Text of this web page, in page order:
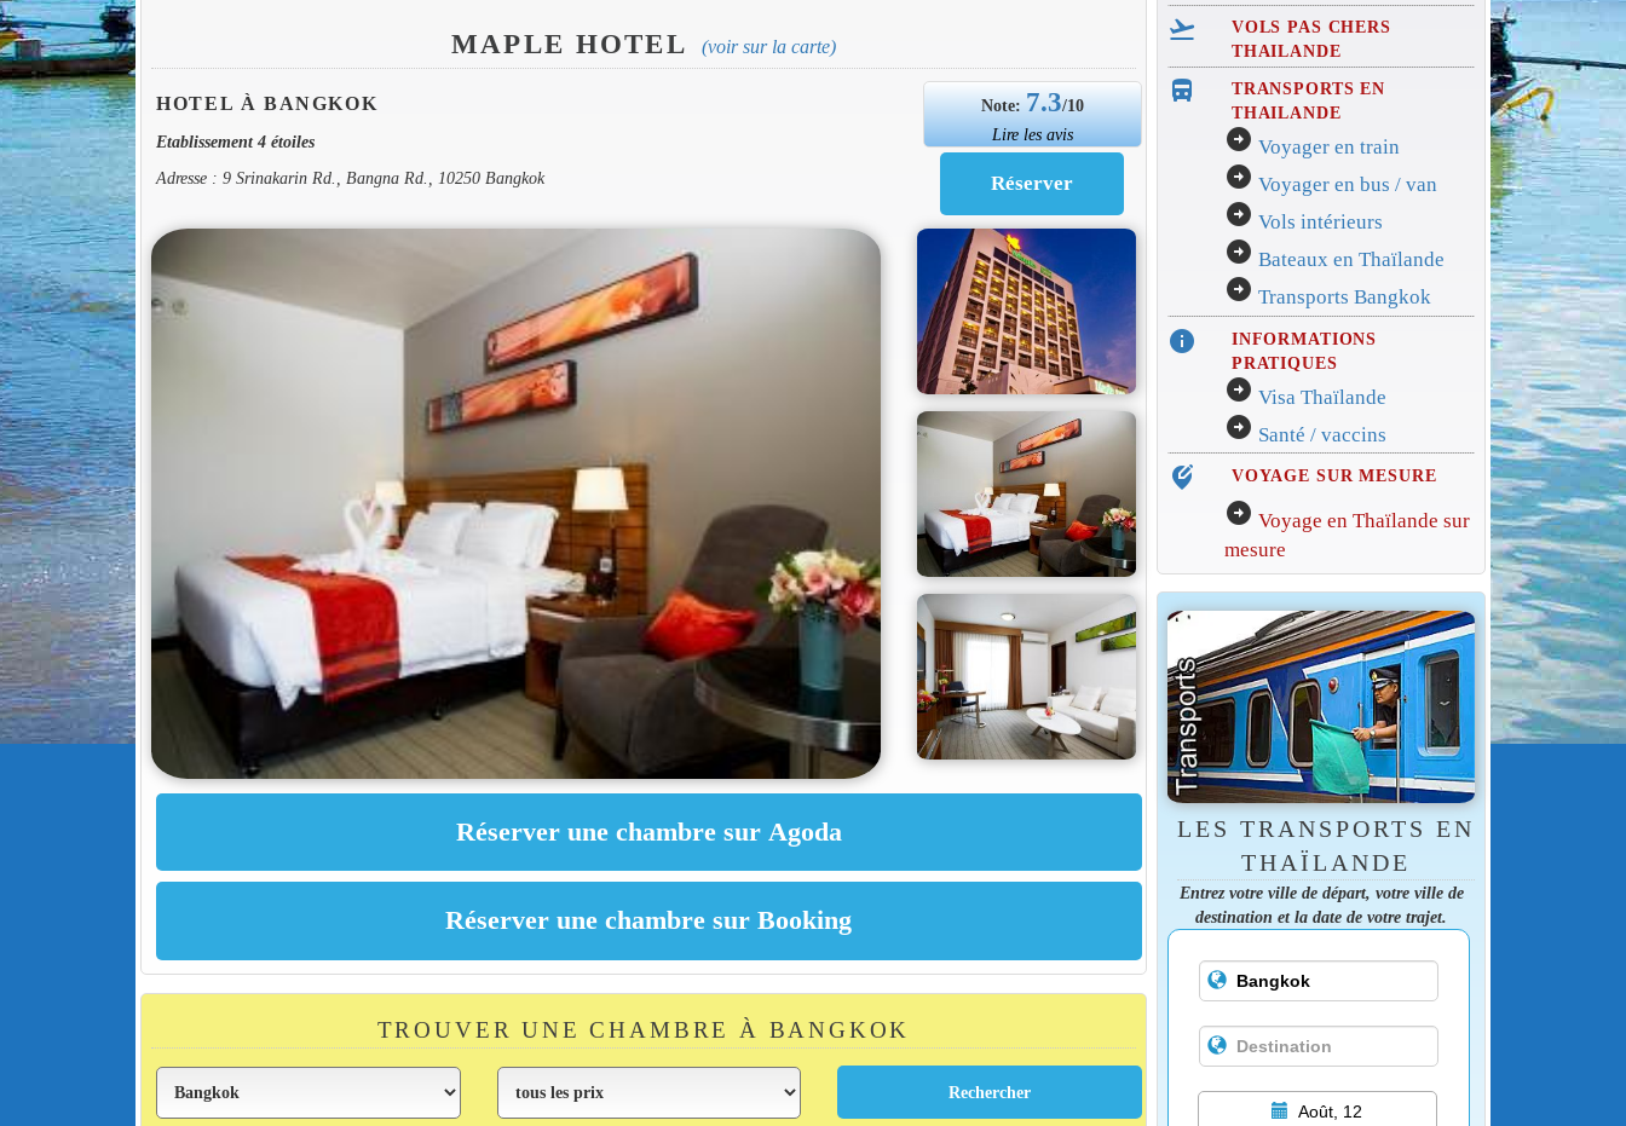
MAPLE HOTEL (voir sur la carte)
HOTEL À BANGKOK
Etablissement 4 étoiles
Adresse : 9 Srinakarin Rd., Bangna Rd., 10250 Bangkok
Note: 7.3/10
Lire les avis
TROUVER UNE CHAMBRE À BANGKOK
flight_takeoff
VOLS PAS CHERS
THAILANDE
directions_bus_filled
TRANSPORTS EN
THAILANDE
arrow_circle_right Voyager en train
arrow_circle_right Voyager en bus / van
arrow_circle_right Vols intérieurs
arrow_circle_right Bateaux en Thaïlande
arrow_circle_right Transports Bangkok
info
INFORMATIONS
PRATIQUES
arrow_circle_right Visa Thaïlande
arrow_circle_right Santé / vaccins
edit_location_alt VOYAGE SUR MESURE
arrow_circle_right Voyage en Thaïlande sur
mesure
LES TRANSPORTS EN
THAÏLANDE
Entrez votre ville de départ, votre ville de
destination et la date de votre trajet.
Août, 12